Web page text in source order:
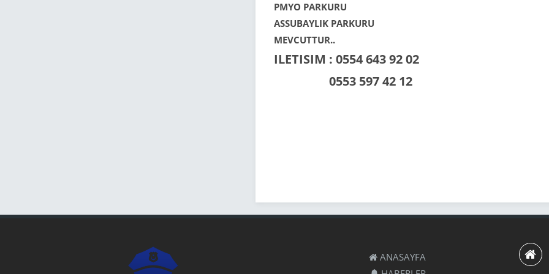
PMYO PARKURU
ASSUBAYLIK PARKURU
MEVCUTTUR..
ILETISIM : 0554 643 92 02
0553 597 42 12
ANASAYFA